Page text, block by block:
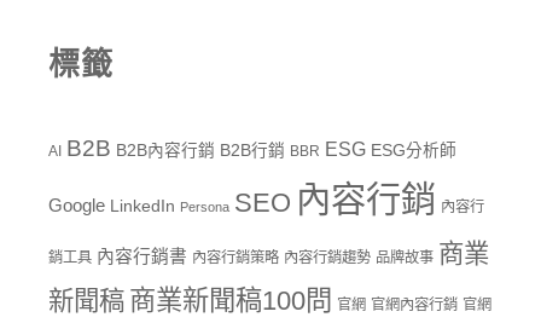
標籤
AI B2B B2B內容行銷 B2B行銷 BBR ESG ESG分析師
Google LinkedIn Persona SEO 內容行銷 內容行
銷工具 內容行銷書 內容行銷策略 內容行銷趨勢 品牌故事 商業
新聞稿 商業新聞稿100問 官網 官網內容行銷 官網